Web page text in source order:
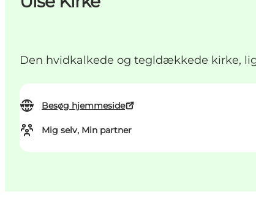
Den hvidkalkede og tegldækkede kirke,
Besøg hjemmeside
Mig selv, Min partner